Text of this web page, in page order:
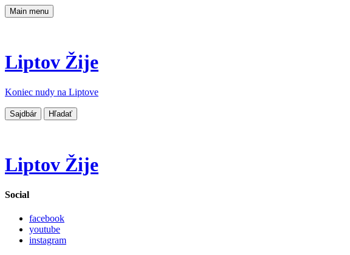
Main menu
Liptov Žije
Koniec nudy na Liptove
Sajdbár Hľadať
Liptov Žije
Social
facebook
youtube
instagram